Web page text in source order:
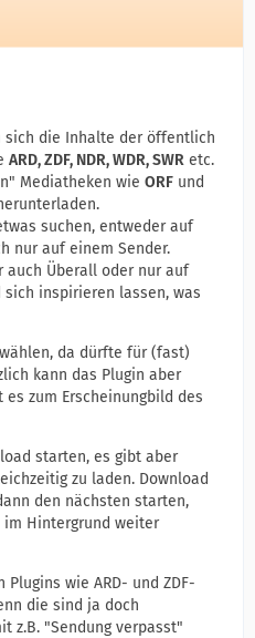
sich die Inhalte der öffentlich
ARD, ZDF, NDR, WDR, SWR etc.
Mediatheken wie ORF und
suchen, entweder auf
nur auf einem Sender.
auch Überall oder nur auf
inspirieren lassen, was
da dürfte für (fast)
kann das Plugin aber
zum Erscheinungbild des
starten, es gibt aber
zu laden. Download
den nächsten starten,
im Hintergrund weiter
wie ARD- und ZDF-
die sind ja doch
z.B. "Sendung verpasst"